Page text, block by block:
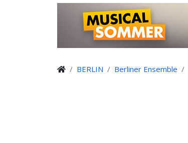
BERLIN Berliner Ensemble